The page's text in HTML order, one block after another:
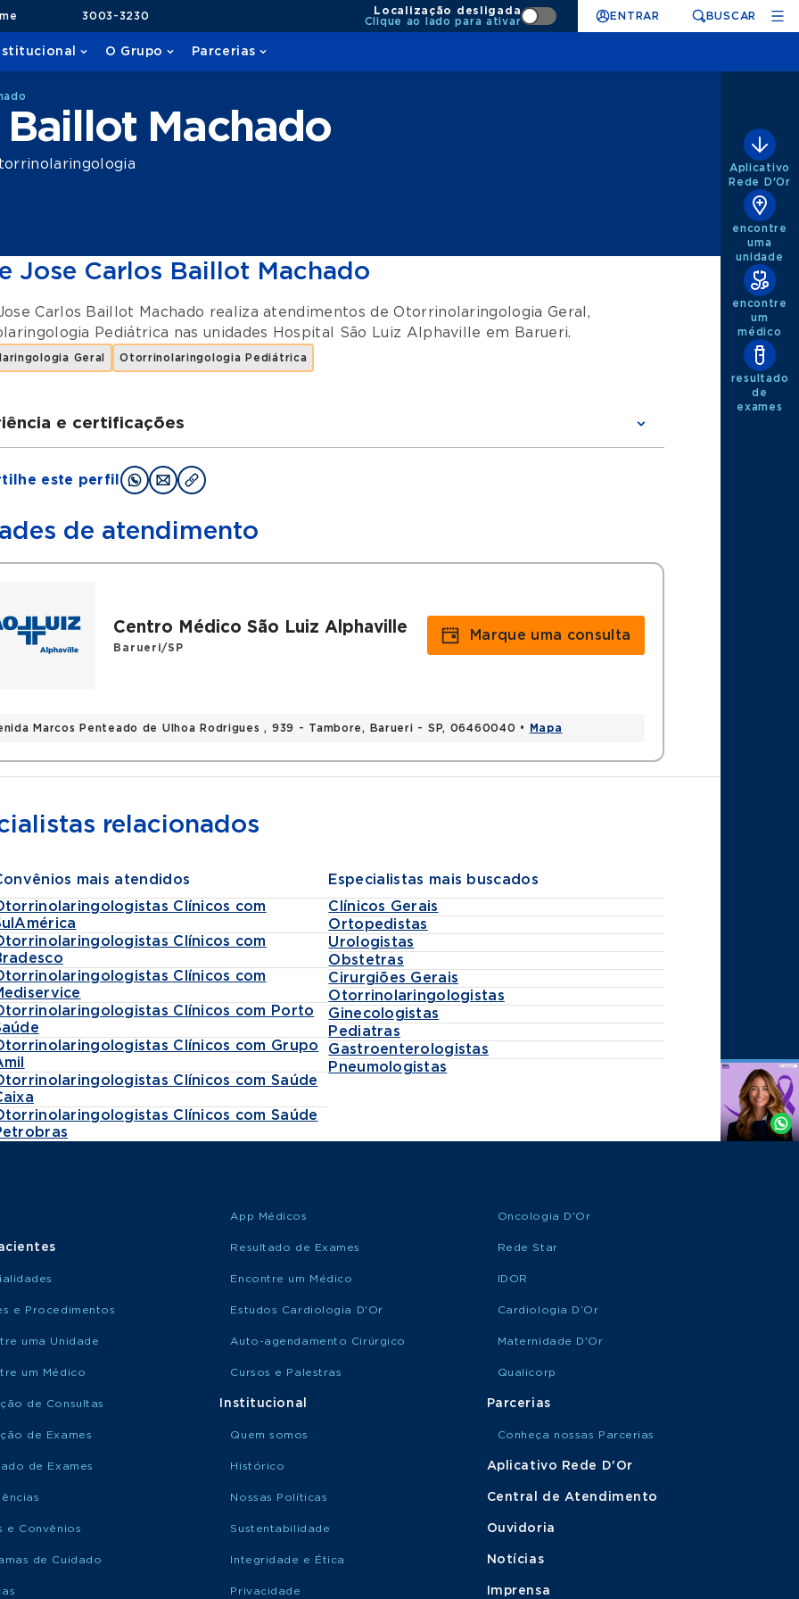
3003-3230
Localização desligada
Clique ao lado para ativar
ENTRAR BUSCAR
O Grupo Parcerias
Machado
Jose Carlos Baillot Machado
Carlos Baillot Machado realiza atendimentos deOtorrinolaringologia Geral ,
Pediátrica nas unidades Hospital São Luiz Alphaville em Barueri.
Geral Otorrinolaringologia Pediátrica
e certificações
Médica Hospital das Clínicas da FMUSP
este perfil
de atendimento
Centro Médico São Luiz Alphaville
Barueri/SP
Marcos Penteado de Ulhoa Rodrigues , 939 - Tambore, Barueri - SP, 06460040 • Mapa
Marque uma consulta
relacionados
mais atendidos
Clínicos com
Clínicos com
Clínicos com
Clínicos com Porto
Clínicos com Grupo
Clínicos com Saúde
Clínicos com Saúde
Especialistas mais buscados
Clínicos Gerais
Ortopedistas
Urologistas
Obstetras
Cirurgiões Gerais
Otorrinolaringologistas
Ginecologistas
Pediatras
Gastroenterologistas
Pneumologistas
Aplicativo
Rede D'Or
encontre
uma
unidade
encontre
um
médico
resultado
de
exames
Agende
Whatsapp
e Procedimentos
uma Unidade
um Médico
de Consultas
de Exames
de Exames
e Convênios
de Cuidado
App Médicos
Resultado de Exames
Encontre um Médico
Estudos Cardiologia D'Or
Auto-agendamento Cirúrgico
Cursos e Palestras
Institucional
Quem somos
Histórico
Nossas Políticas
Sustentabilidade
Integridade e Ética
Privacidade
Oncologia D'Or
Rede Star
IDOR
Cardiologia D’Or
Maternidade D'Or
Qualicorp
Parcerias
Conheça nossas Parcerias
Aplicativo Rede D'Or
Central de Atendimento
Ouvidoria
Notícias
Imprensa